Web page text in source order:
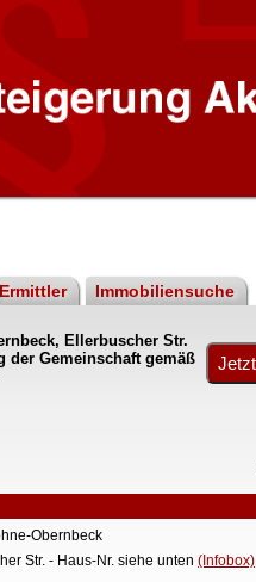
Immobiliensuche
Ellerbuscher Str.
der Gemeinschaft gemäß
Obernbeck
Str. - Haus-Nr. siehe unten(Infobox)